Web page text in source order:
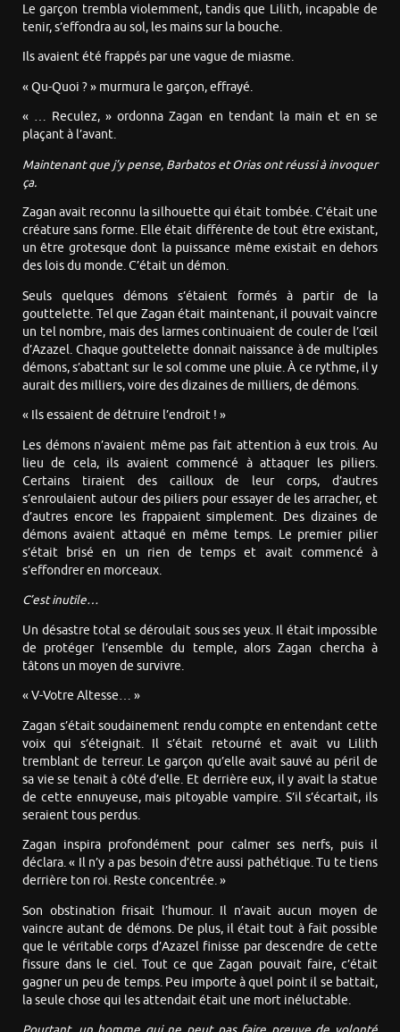
Le garçon trembla violemment, tandis que Lilith, incapable de
tenir, s’effondra au sol, les mains sur la bouche.
Ils avaient été frappés par une vague de miasme.
« Qu-Quoi ? » murmura le garçon, effrayé.
« … Reculez, » ordonna Zagan en tendant la main et en se
plaçant à l’avant.
Maintenant que j’y pense, Barbatos et Orias ont réussi à invoquer
ça.
Zagan avait reconnu la silhouette qui était tombée. C’était une
créature sans forme. Elle était différente de tout être existant,
un être grotesque dont la puissance même existait en dehors
des lois du monde. C’était un démon.
Seuls quelques démons s’étaient formés à partir de la
gouttelette. Tel que Zagan était maintenant, il pouvait vaincre
un tel nombre, mais des larmes continuaient de couler de l’œil
d’Azazel. Chaque gouttelette donnait naissance à de multiples
démons, s’abattant sur le sol comme une pluie. À ce rythme, il y
aurait des milliers, voire des dizaines de milliers, de démons.
« Ils essaient de détruire l’endroit ! »
Les démons n’avaient même pas fait attention à eux trois. Au
lieu de cela, ils avaient commencé à attaquer les piliers.
Certains tiraient des cailloux de leur corps, d’autres
s’enroulaient autour des piliers pour essayer de les arracher, et
d’autres encore les frappaient simplement. Des dizaines de
démons avaient attaqué en même temps. Le premier pilier
s’était brisé en un rien de temps et avait commencé à
s’effondrer en morceaux.
C’est inutile…
Un désastre total se déroulait sous ses yeux. Il était impossible
de protéger l’ensemble du temple, alors Zagan chercha à
tâtons un moyen de survivre.
« V-Votre Altesse… »
Zagan s’était soudainement rendu compte en entendant cette
voix qui s’éteignait. Il s’était retourné et avait vu Lilith
tremblant de terreur. Le garçon qu’elle avait sauvé au péril de
sa vie se tenait à côté d’elle. Et derrière eux, il y avait la statue
de cette ennuyeuse, mais pitoyable vampire. S’il s’écartait, ils
seraient tous perdus.
Zagan inspira profondément pour calmer ses nerfs, puis il
déclara. « Il n’y a pas besoin d’être aussi pathétique. Tu te tiens
derrière ton roi. Reste concentrée. »
Son obstination frisait l’humour. Il n’avait aucun moyen de
vaincre autant de démons. De plus, il était tout à fait possible
que le véritable corps d’Azazel finisse par descendre de cette
fissure dans le ciel. Tout ce que Zagan pouvait faire, c’était
gagner un peu de temps. Peu importe à quel point il se battait,
la seule chose qui les attendait était une mort inéluctable.